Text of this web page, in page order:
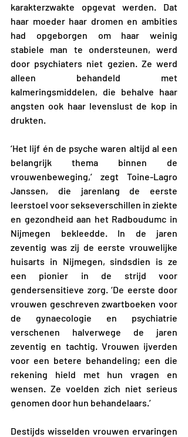
karakterzwakte opgevat werden. Dat
haar moeder haar dromen en ambities
had opgeborgen om haar weinig
stabiele man te ondersteunen, werd
door psychiaters niet gezien. Ze werd
alleen behandeld met
kalmeringsmiddelen, die behalve haar
angsten ook haar levenslust de kop in
drukten.
‘Het lijf én de psyche waren altijd al een
belangrijk thema binnen de
vrouwenbeweging,’ zegt Toine-Lagro
Janssen, die jarenlang de eerste
leerstoel voor sekseverschillen in ziekte
en gezondheid aan het Radboudumc in
Nijmegen bekleedde. In de jaren
zeventig was zij de eerste vrouwelijke
huisarts in Nijmegen, sindsdien is ze
een pionier in de strijd voor
gendersensitieve zorg. ‘De eerste door
vrouwen geschreven zwartboeken voor
de gynaecologie en psychiatrie
verschenen halverwege de jaren
zeventig en tachtig. Vrouwen ijverden
voor een betere behandeling; een die
rekening hield met hun vragen en
wensen. Ze voelden zich niet serieus
genomen door hun behandelaars.’
Destijds wisselden vrouwen ervaringen